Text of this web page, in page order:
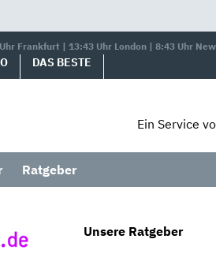
Frankfurt | 13:43 Uhr London | 8:43 Uhr
DAS BESTE
Ein Service
Ratgeber
Unsere Ratgeber